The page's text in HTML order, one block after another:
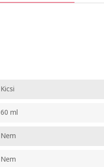
Kicsi
60 ml
Nem
Nem